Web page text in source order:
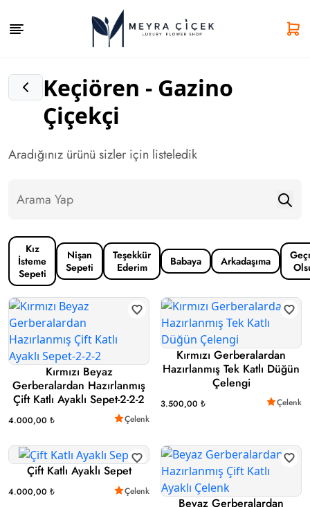
Keçiören - Gazino
Çiçekçi
Aradığınız ürünü sizler için listeledik
Kız
İsteme
Sepeti
Nişan
Sepeti
Teşekkür
Ederim
Babaya Arkadaşıma
Kırmızı Beyaz
Gerberalardan Hazırlanmış
Çift Katlı Ayaklı Sepet-2-2-2
4.000,00 ₺ Çelenk
Kırmızı Gerberalardan
Hazırlanmış Tek Katlı Düğün
Çelengi
3.500,00 ₺ Çelenk
Çift Katlı Ayaklı Sepet
4.000,00 ₺ Çelenk
Beyaz Gerberalardan